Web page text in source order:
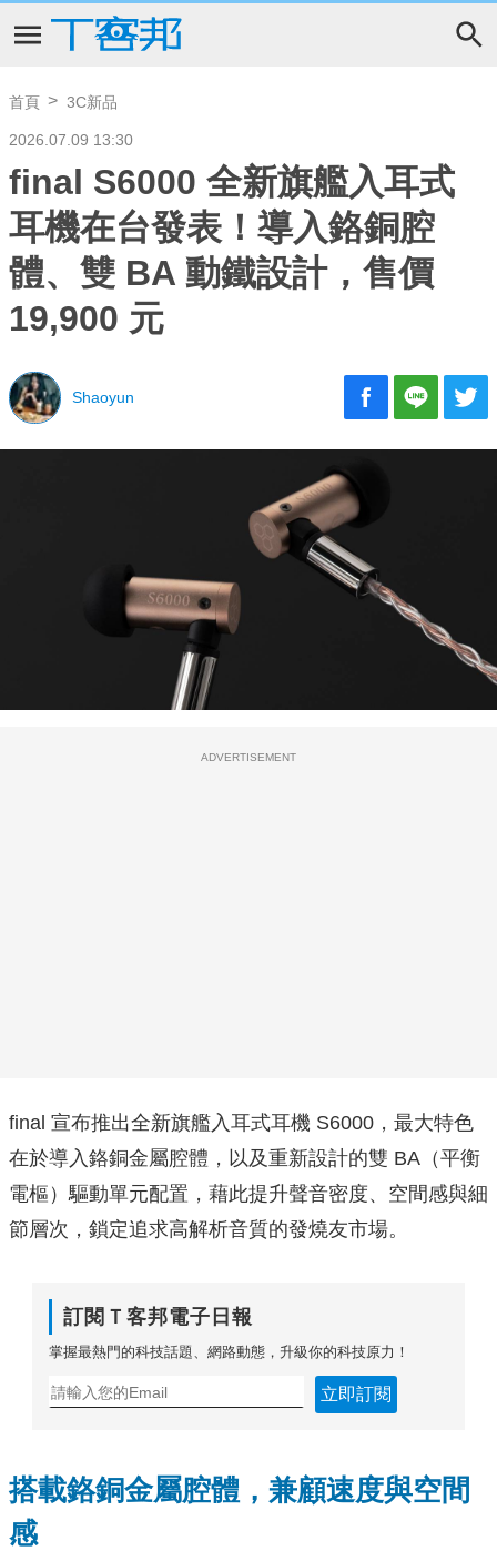
首頁 3C新品
2026.07.09 13:30
final S6000 全新旗艦入耳式
耳機在台發表！導入鉻銅腔
體、雙 BA 動鐵設計，售價
19,900 元
Shaoyun
ADVERTISEMENT
final 宣布推出全新旗艦入耳式耳機 S6000，最大特色
在於導入鉻銅金屬腔體，以及重新設計的雙 BA（平衡
電樞）驅動單元配置，藉此提升聲音密度、空間感與細
節層次，鎖定追求高解析音質的發燒友市場。
訂閱Ｔ客邦電子日報
掌握最熱門的科技話題、網路動態，升級你的科技原力！
立即訂閱
搭載鉻銅金屬腔體，兼顧速度與空間
感